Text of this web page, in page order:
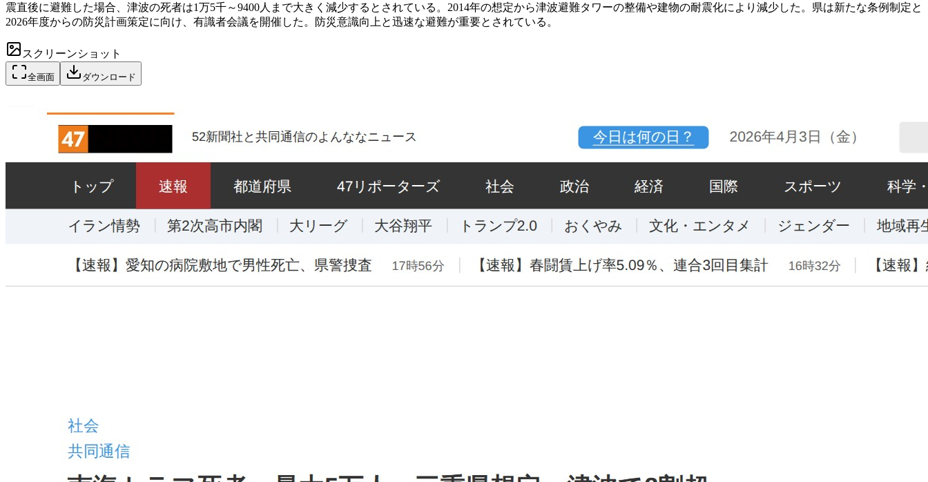
震直後に避難した場合、津波の死者は1万5千～9400人まで大きく減少するとされている。2014年の想定から津波避難タワーの整備や建物の耐震化により減少した。県は新たな条例制定と
2026年度からの防災計画策定に向け、有識者会議を開催した。防災意識向上と迅速な避難が重要とされている。
スクリーンショット
全画面 ダウンロード